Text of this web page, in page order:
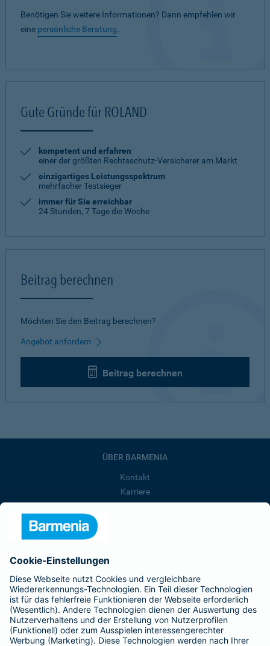
Benötigen Sie weitere Informationen? Dann empfehlen wir
eine persönliche Beratung.
Gute Gründe für ROLAND
kompetent und erfahren
einer der größten Rechtsschutz-Versicherer am Markt
einzigartiges Leistungsspektrum
mehrfacher Testsieger
immer für Sie erreichbar
24 Stunden, 7 Tage die Woche
Beitrag berechnen
Möchten Sie den Beitrag berechnen?
Angebot anfordern
Beitrag berechnen
ÜBER BARMENIA
Kontakt
Karriere
Barmenia ist Teil der BarmeniaGothaer
BELIEBTE SEITEN
Kranken-Zusatzversicherung
Tierversicherungen
Haftpflichtversicherung